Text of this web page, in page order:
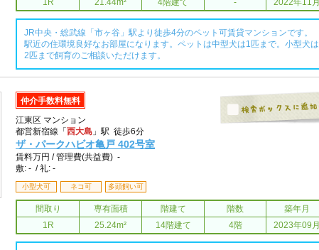
1R
21.44m² 4階建て - 2022年11月
JR中央・総武線「市ヶ谷」駅より徒歩4分のペット可賃貸マンションです。
駅近の住環境良好なお部屋になります。ペットは中型犬は1匹まで。小型犬は
2匹まで飼育のご相談いただけます。
仲介手数料無料
江東区 マンション
都営新宿線「 西大島 」駅 徒歩6分
ザ・パークハビオ亀戸 402号室
賃料万円 /管理費(共益費) -
敷: - / 礼: -
小型犬可 ネコ可 多頭飼い可
間取り 専有面積 階建て 階数
築年月
1R
25.24m² 14階建て 4階 2023年09月